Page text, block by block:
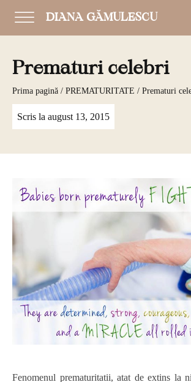
DIANA GĂMULESCU
Prematuri celebri
Prima pagină / PREMATURITATE / Prematuri
Scris la august 13, 2015
Fenomenul prematuritatii, atat de extins la